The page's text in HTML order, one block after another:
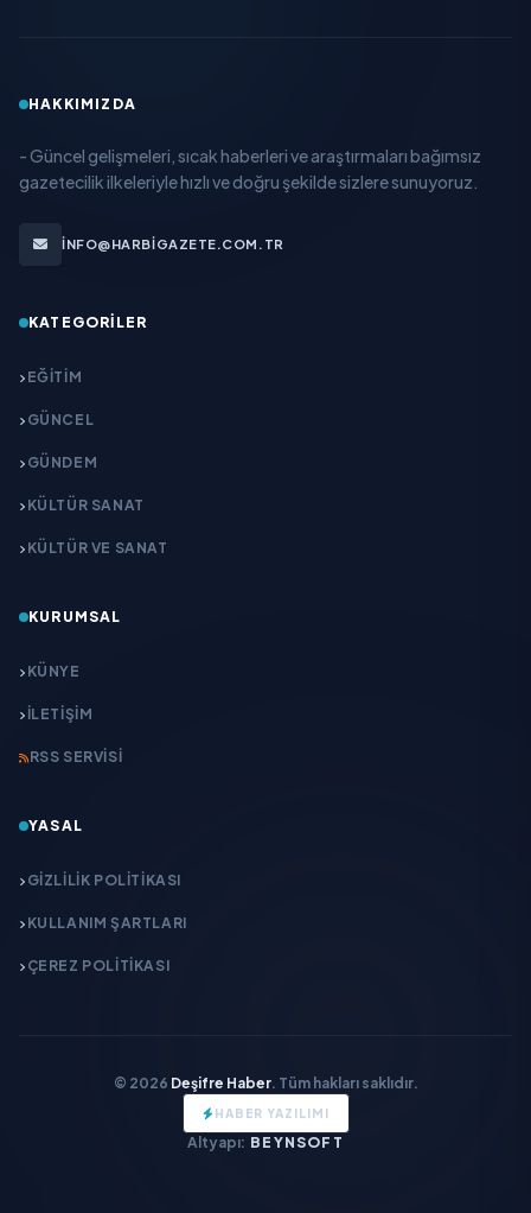
HAKKIMIZDA
- Güncel gelişmeleri, sıcak haberleri ve araştırmaları bağımsız
gazetecilik ilkeleriyle hızlı ve doğru şekilde sizlere sunuyoruz.
INFO@HARBIGAZETE.COM.TR
KATEGORILER
EĞITIM
GÜNCEL
GÜNDEM
KÜLTÜR SANAT
KÜLTÜR VE SANAT
KURUMSAL
KÜNYE
İLETIŞIM
RSS SERVISI
YASAL
GIZLILIK POLITIKASI
KULLANIM ŞARTLARI
ÇEREZ POLITIKASI
© 2026 Deşifre Haber. Tüm hakları saklıdır.
HABER YAZILIMI
Altyapı: BEYNSOFT